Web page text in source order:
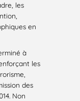
les
en
à
les
des
Non